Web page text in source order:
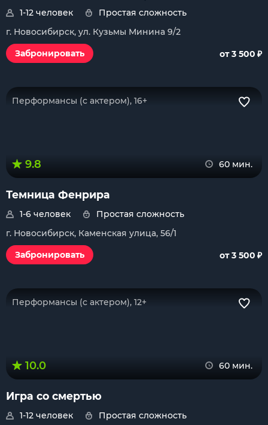
1-12 человек
Простая сложность
г. Новосибирск, ул. Кузьмы Минина 9/2
Забронировать
от 3 500 ₽
Перформансы (с актером), 16+
9.8 60 мин.
Темница Фенрира
1-6 человек
Простая сложность
г. Новосибирск, Каменская улица, 56/1
Забронировать
от 3 500 ₽
Перформансы (с актером), 12+
10.0 60 мин.
Игра со смертью
1-12 человек
Простая сложность